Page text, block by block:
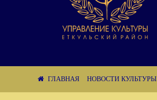
НОВОСТИ КУЛЬТУРЫ